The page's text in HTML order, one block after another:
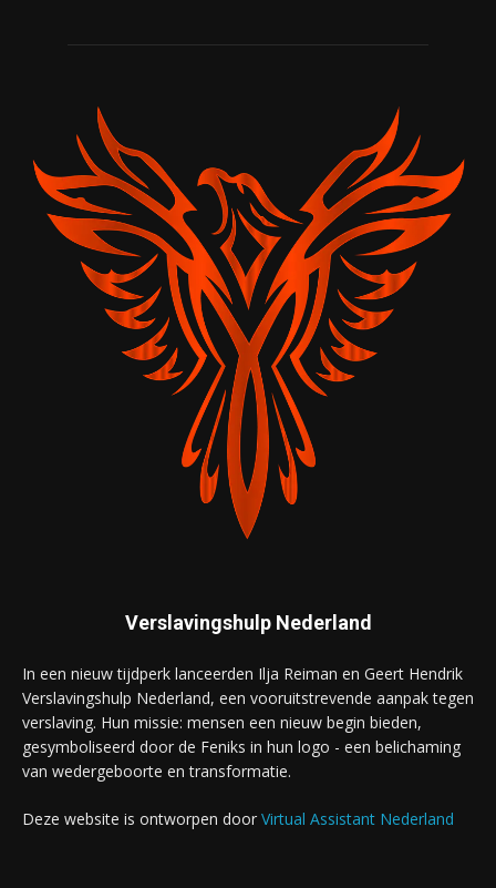
Verslavingshulp Nederland
In een nieuw tijdperk lanceerden Ilja Reiman en Geert Hendrik
Verslavingshulp Nederland, een vooruitstrevende aanpak tegen
verslaving. Hun missie: mensen een nieuw begin bieden,
gesymboliseerd door de Feniks in hun logo - een belichaming
van wedergeboorte en transformatie.
Deze website is ontworpen door Virtual Assistant Nederland